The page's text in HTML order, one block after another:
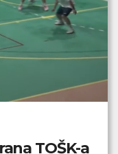
TOŠK-a